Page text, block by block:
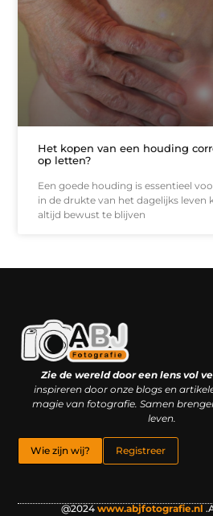
Het kopen van een houding
op letten?
Een goede houding is essentieel
in de drukte van het dagelijks leven
altijd bewust te blijven
Zie de wereld door een lens vol
inspireren door onze blogs en
magie van fotografie. Samen
leven.
Wie zijn wij? Registreer
@2024 www.abjfotografie.nl